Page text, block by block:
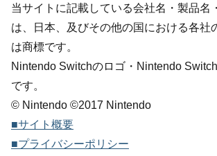
当サイトに記載している会社名・製品名
は、日本、及びその他の国における各社
は商標です。
Nintendo Switchのロゴ・Nintendo
です。
© Nintendo ©2017 Nintendo
■サイト概要
■プライバシーポリシー